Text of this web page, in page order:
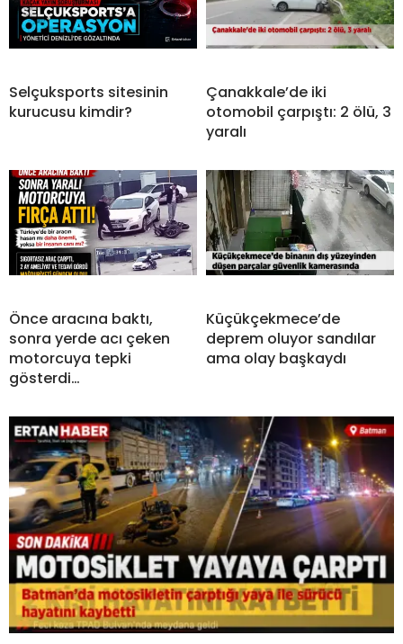
Selçuksports sitesinin
kurucusu kimdir?
Çanakkale’de iki
otomobil çarpıştı: 2 ölü, 3
yaralı
Önce aracına baktı,
sonra yerde acı çeken
motorcuya tepki
gösterdi…
Küçükçekmece’de
deprem oluyor sandılar
ama olay başkaydı